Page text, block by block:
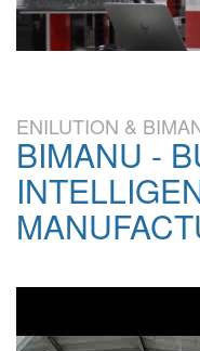
ENILUTION &
BIMANU -